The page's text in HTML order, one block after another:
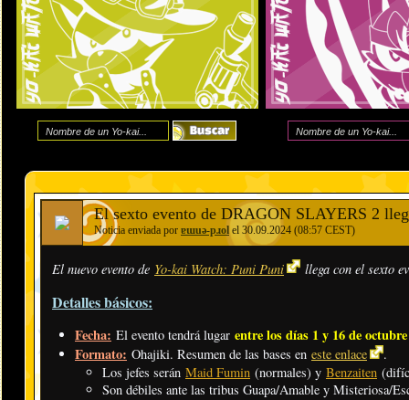
El sexto evento de DRAGON SLAYERS 2
Noticia enviada por ɐɯuǝ-pɹol el 30.09.2024 (08:57 CEST)
El nuevo evento de Yo-kai Watch: Puni Puni llega con el sexto
Detalles básicos:
Fecha: El evento tendrá lugar entre los días 1 y 16 de
Formato: Ohajiki. Resumen de las bases en este enlace
.
Los jefes serán Maid Fumin (normales) y Benzaiten
Son débiles ante las tribus Guapa/Amable y Misteriosa/